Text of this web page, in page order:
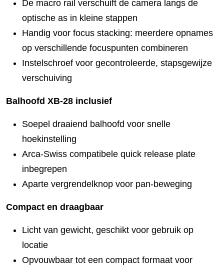
De macro rail verschuift de camera langs de
optische as in kleine stappen
Handig voor focus stacking: meerdere opnames
op verschillende focuspunten combineren
Instelschroef voor gecontroleerde, stapsgewijze
verschuiving
Balhoofd XB-28 inclusief
Soepel draaiend balhoofd voor snelle
hoekinstelling
Arca-Swiss compatibele quick release plate
inbegrepen
Aparte vergrendelknop voor pan-beweging
Compact en draagbaar
Licht van gewicht, geschikt voor gebruik op
locatie
Opvouwbaar tot een compact formaat voor